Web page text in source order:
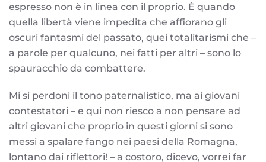
espresso non è in linea con il proprio. È quando
quella libertà viene impedita che affiorano gli
oscuri fantasmi del passato, quei totalitarismi che –
a parole per qualcuno, nei fatti per altri – sono lo
spauracchio da combattere.
Mi si perdoni il tono paternalistico, ma ai giovani
contestatori – e qui non riesco a non pensare ad
altri giovani che proprio in questi giorni si sono
messi a spalare fango nei paesi della Romagna,
lontano dai riflettori! – a costoro, dicevo, vorrei far